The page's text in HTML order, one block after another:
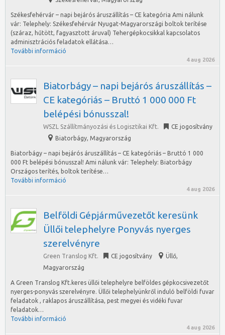
Székesfehérvár – napi bejárós áruszállítás – CE kategória Ami nálunk
vár: Telephely: Székesfehérvár Nyugat-Magyarországi boltok terítése
(száraz, hűtött, fagyasztott áruval) Tehergépkocsikkal kapcsolatos
adminisztrációs feladatok ellátása…
További információ
4 aug 2026
Biatorbágy – napi bejárós áruszállítás –
CE kategóriás – Bruttó 1 000 000 Ft
belépési bónusszal!
WSZL Szállítmányozási és Logisztikai Kft.
CE jogosítvány
Biatorbágy, Magyarország
Biatorbágy – napi bejárós áruszállítás – CE kategóriás – Bruttó 1 000
000 Ft belépési bónusszal! Ami nálunk vár: Telephely: Biatorbágy
Országos terítés, boltok terítése…
További információ
4 aug 2026
Belföldi Gépjárművezetőt keresünk
Üllői telephelyre Ponyvás nyerges
szerelvényre
Green Translog Kft. CE jogosítvány Üllő,
Magyarország
A Green Translog Kft.keres üllői telephelyre belföldes gépkocsivezetőt
nyerges-ponyvás szerelvényre. Üllői telephelyünkről induló belföldi fuvar
feladatok , raklapos áruszállítása, pest megyei és vidéki fuvar
feladatok…
További információ
4 aug 2026